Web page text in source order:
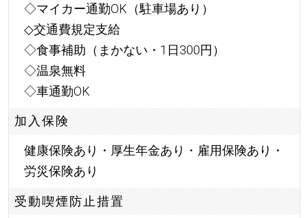
◇マイカー通勤OK（駐車場あり）
◇交通費規定支給
◇食事補助（まかない・1日300円）
◇温泉無料
◇車通勤OK
加入保険
健康保険あり・厚生年金あり・雇用保険あり・
労災保険あり
受動喫煙防止措置